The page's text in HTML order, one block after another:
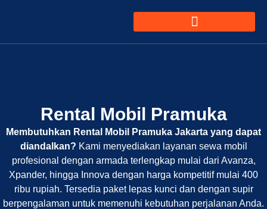
Rental Mobil Pramuka
Membutuhkan Rental Mobil Pramuka Jakarta yang dapat
diandalkan? Kami menyediakan layanan sewa mobil
profesional dengan armada terlengkap mulai dari Avanza,
Xpander, hingga Innova dengan harga kompetitif mulai 400
ribu rupiah. Tersedia paket lepas kunci dan dengan supir
berpengalaman untuk memenuhi kebutuhan perjalanan Anda.